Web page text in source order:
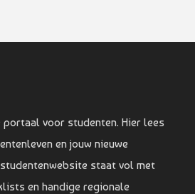
voor studenten. Hier lees
en jouw nieuwe
staat vol met
en handige regionale